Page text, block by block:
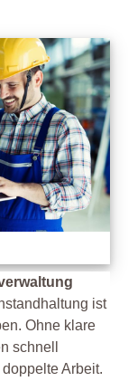
ist
Ohne klare
schnell
Arbeit.